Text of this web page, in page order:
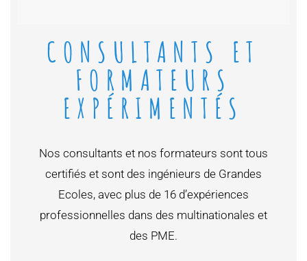
CONSULTANTS ET
FORMATEURS
EXPÉRIMENTÉS
Nos consultants et nos formateurs sont tous
certifiés et sont des ingénieurs de Grandes
Ecoles, avec plus de 16 d’expériences
professionnelles dans des multinationales et
des PME.